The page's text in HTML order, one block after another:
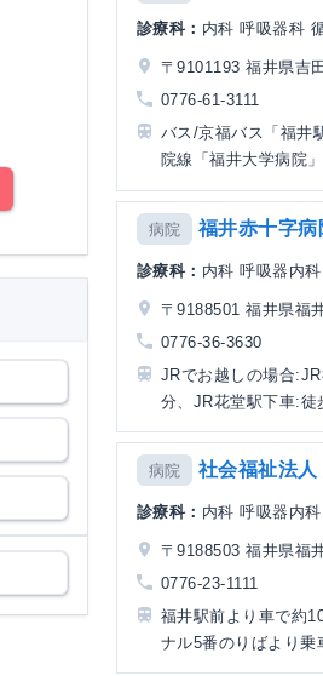
診療科： 内科 呼吸器科
〒9101193 福井県吉
0776-61-3111
バス/京福バス「福井
院線「福井大学病院
病院 福井赤十字病
診療科： 内科 呼吸器内
〒9188501 福井県福
0776-36-3630
JRでお越しの場合
分、JR花堂駅下車:徒
病院 社会福祉法
診療科： 内科 呼吸器内
〒9188503 福井県福
0776-23-1111
福井駅前より車で約
ナル5番のりばより乗